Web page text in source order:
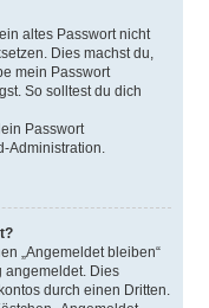
altes Passwort nicht
Dies machst du,
mein Passwort
So solltest du dich
Passwort
Administration.
„Angemeldet bleiben“
angemeldet. Dies
durch einen Dritten.